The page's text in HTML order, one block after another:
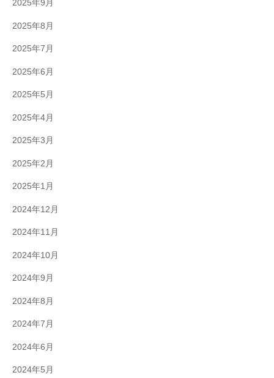
2025年9月
2025年8月
2025年7月
2025年6月
2025年5月
2025年4月
2025年3月
2025年2月
2025年1月
2024年12月
2024年11月
2024年10月
2024年9月
2024年8月
2024年7月
2024年6月
2024年5月